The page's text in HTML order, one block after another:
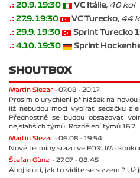
.: 20.9. 19:30 VC Itálie, 40 kol
.: 27.9. 19:30 VC Turecko, 44
.: 29.9. 19:30 Sprint Turecko
.: 4.10. 19:30 Sprint
SHOUTBOX
Martin Slezar - 07.08 - 20:17
Prosím o urychlení přihlášek na novou
již nebudou moci vybírat sedačku
Přednostně se budou obsazovat
nejslabších týmů. Rozdělení týmů 16.7.
Martin Slezar - 06.08 - 19:54
Nové termíny srazu ve FORUM -
Štefan Günzl - 27.07 - 08:45
Ahoj kluci, jak to vidíte se srazem ? Už